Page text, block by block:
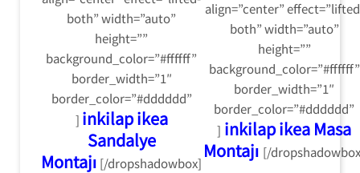
both” width=”auto”
height=””
background_color=”#ffffff”
border_width=”1″
border_color=”#dddddd”
] inkilap ikea
Sandalye
Montajı [/dropshadowbox]
align=”center”
both” width=”auto”
height=””
background_color=”#ffffff”
border_width=”1″
border_color=”#dddddd”
] inkilap ikea Masa
Montajı [/